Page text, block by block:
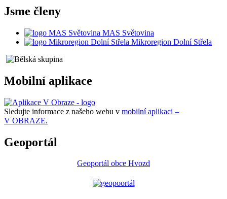
Jsme členy
MAS Světovina
Mikroregion Dolní Střela
Mobilní aplikace
Sledujte informace z našeho webu v mobilní aplikaci –
V OBRAZE.
Geoportál
Geoportál obce Hvozd